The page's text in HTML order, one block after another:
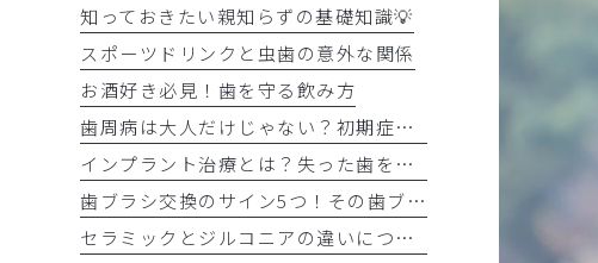
知っておきたい親知らずの基礎知識💡
スポーツドリンクと虫歯の意外な関係
お酒好き必見！歯を守る飲み方
歯周病は大人だけじゃない？初期症状をチェック
インプラント治療とは？失った歯を補う選択肢を正しく知りましょう！！
歯ブラシ交換のサイン5つ！その歯ブラシ、まだ使っていませんか？🪥
セラミックとジルコニアの違いについて解説！！